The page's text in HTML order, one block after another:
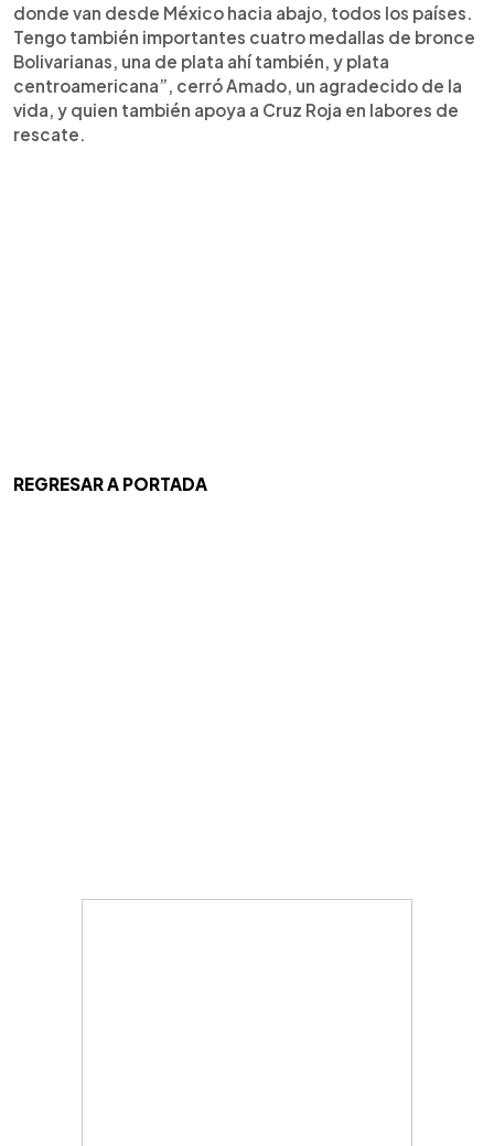
donde van desde México hacia abajo, todos los países.
Tengo también importantes cuatro medallas de bronce
Bolivarianas, una de plata ahí también, y plata
centroamericana”, cerró Amado, un agradecido de la
vida, y quien también apoya a Cruz Roja en labores de
rescate.
REGRESAR A PORTADA